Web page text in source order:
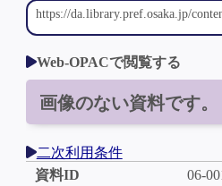
Web-OPACで閲覧する
画像のない資料です。
二次利用条件
資料ID
06-